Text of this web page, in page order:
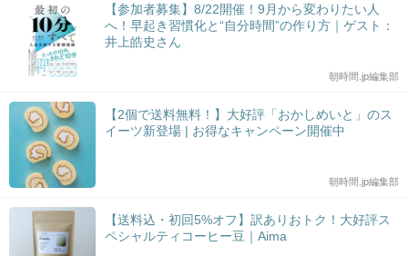
【参加者募集】8/22開催！9月から変わりたい人
へ！早起き習慣化と“自分時間”の作り方｜ゲスト：
井上皓史さん
朝時間.jp編集部
【2個で送料無料！】大好評「おかしめいと」のス
イーツ新登場 | お得なキャンペーン開催中
朝時間.jp編集部
【送料込・初回5%オフ】訳ありおトク！大好評ス
ペシャルティコーヒー豆｜Aima